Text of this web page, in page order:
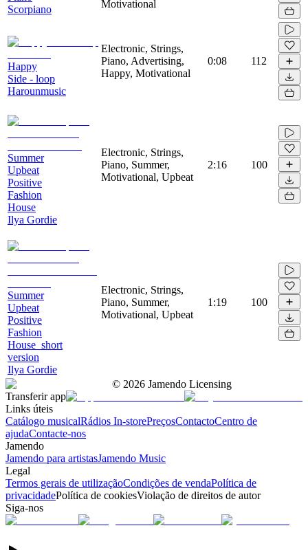
Scorpiano
Motivational
Happy
Side - loop
Harounmusic
Electronic, Strings,
Piano, Advertising,
Happy, Motivational
0:08 112
Summer
Upbeat
Positive
Fashion
House
Ilya Gordie
Electronic, Strings,
Piano, Summer,
Motivational, Upbeat
2:16 100
Summer
Upbeat
Positive
Fashion
House_short
version
Ilya Gordie
Electronic, Strings,
Piano, Summer,
Motivational, Upbeat
1:19 100
© 2026 Jamendo Licensing
Transferir app
Links úteis
Catálogo musicalRádios In-storePreçosContactoCentro de
ajudaContacte-nos
Jamendo
Jamendo para artistasJamendo Music
Legal
Termos gerais de utilizaçãoCondições de vendaPolítica de
privacidadePolítica de cookiesViolação de direitos de autor
Siga-nos